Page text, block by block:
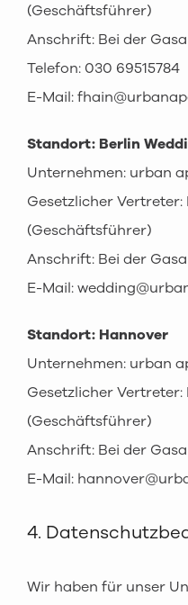
(Geschäftsführer)
Anschrift: Bei der
Telefon: 030 69515784
E-Mail:
Standort: Berlin
Unternehmen: urban
Gesetzlicher
(Geschäftsführer)
Anschrift: Bei der
E-Mail:
Standort: Hannover
Unternehmen: urban
Gesetzlicher
(Geschäftsführer)
Anschrift: Bei der
E-Mail:
4.
Wir haben für unser